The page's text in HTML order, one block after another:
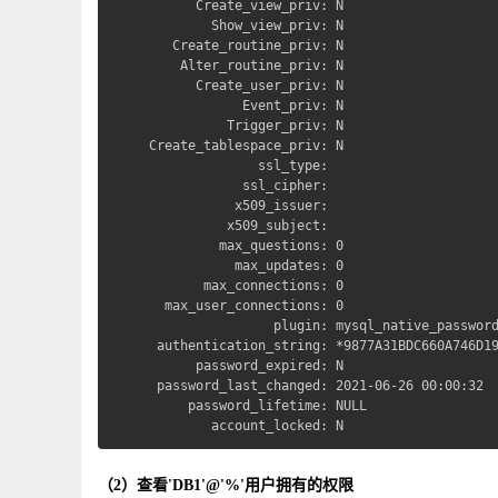
Create_view_priv: N
Show_view_priv: N
Create_routine_priv: N
Alter_routine_priv: N
Create_user_priv: N
Event_priv: N
Trigger_priv: N
Create_tablespace_priv: N
ssl_type:
ssl_cipher:
x509_issuer:
x509_subject:
max_questions: 0
max_updates: 0
max_connections: 0
max_user_connections: 0
plugin: mysql_native_password
authentication_string:
password_expired: N
password_last_changed: 2021-06-26 00:00:32
password_lifetime: NULL
account_locked: N
（2）查看'DB1'@'%'用户拥有的权限